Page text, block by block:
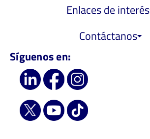
Enlaces de interés
Contáctanos
Síguenos en: